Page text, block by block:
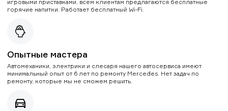
игровыми приставками, всем клиентам предлагаются бесплатные
горячие напитки. Работает бесплатный Wi-Fi.
Опытные мастера
Автомеханики, электрики и слесаря нашего автосервиса имеют
минимальный опыт от 6 лет по ремонту Mercedes. Нет задач по
ремонту, которые мы не сможем решить.